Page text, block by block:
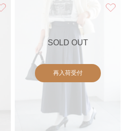
SOLD OUT
再入荷受付